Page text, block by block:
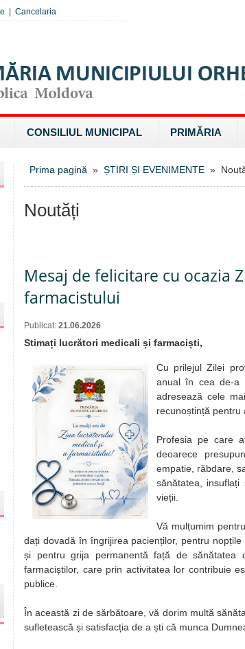
Cancelaria
CONSILIUL MUNICIPAL PRIMĂRIA
Prima pagină » ȘTIRI ȘI EVENIMENTE »
Noutăți
Mesaj de felicitare cu ocazia
farmacistului
Publicat: 21.06.2026
Stimați lucrători medicali și farmaciști,
Cu prilejul Zilei
anual în cea de-a
adresează cele
recunoștință pentru
Profesia pe care
deoarece
empatie, răbdare,
sănătatea,
vieții.
Vă mulțumim
dați dovadă în îngrijirea pacienților, pentru
și pentru grija permanentă față de sănătatea
farmaciștilor, care prin activitatea lor contribuie
publice.
În această zi de sărbătoare, vă dorim multă
sufletească și satisfacția de a ști că munca